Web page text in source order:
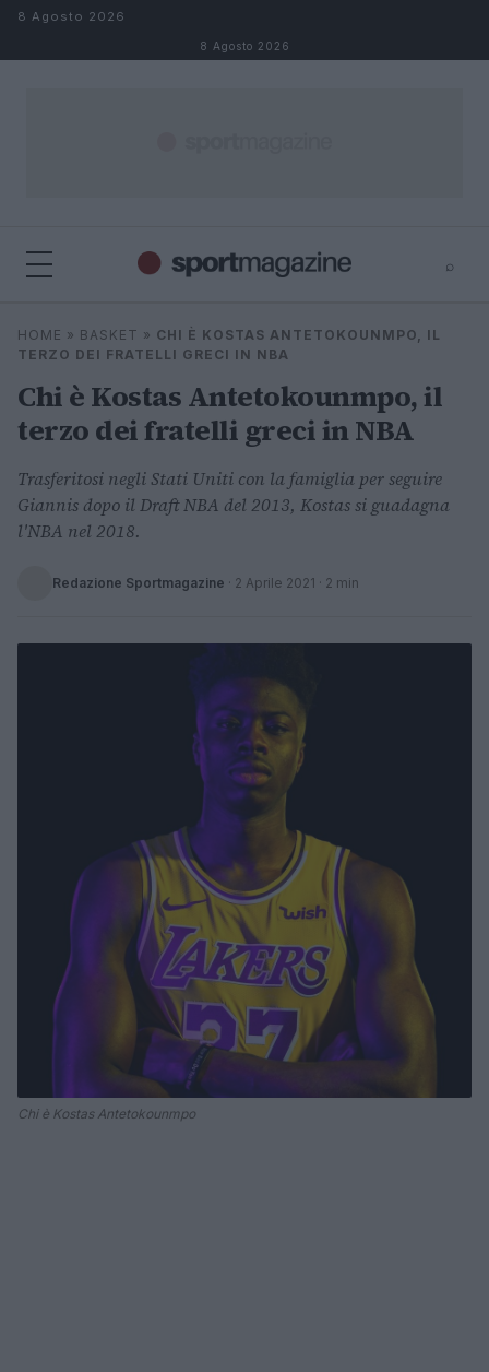
Salta al contenuto
8 Agosto 2026
8 Agosto 2026
⌕
Cerca
⌕
HOME » BASKET » CHI È KOSTAS ANTETOKOUNMPO, IL
TERZO DEI FRATELLI GRECI IN NBA
Chi è Kostas Antetokounmpo, il
terzo dei fratelli greci in NBA
Trasferitosi negli Stati Uniti con la famiglia per seguire
Giannis dopo il Draft NBA del 2013, Kostas si guadagna
l'NBA nel 2018.
Redazione Sportmagazine · 2 Aprile 2021 · 2 min
Chi è Kostas Antetokounmpo